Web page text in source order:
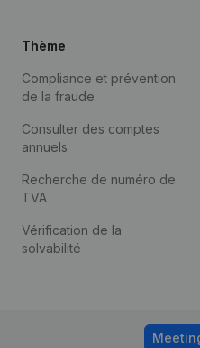
Thème
Compliance et prévention
de la fraude
Consulter des comptes
annuels
Recherche de numéro de
TVA
Vérification de la
solvabilité